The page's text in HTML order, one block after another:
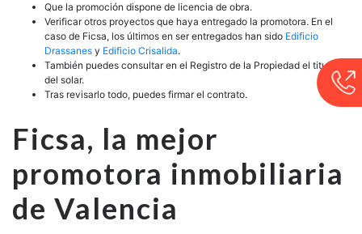
Que la promoción dispone de licencia de obra.
Verificar otros proyectos que haya entregado la promotora. En el
caso de Ficsa, los últimos en ser entregados han sido Edificio
Drassanes y Edificio Crisalida.
También puedes consultar en el Registro de la Propiedad el titular
del solar.
Tras revisarlo todo, puedes firmar el contrato.
Ficsa, la mejor
promotora inmobiliaria
de Valencia